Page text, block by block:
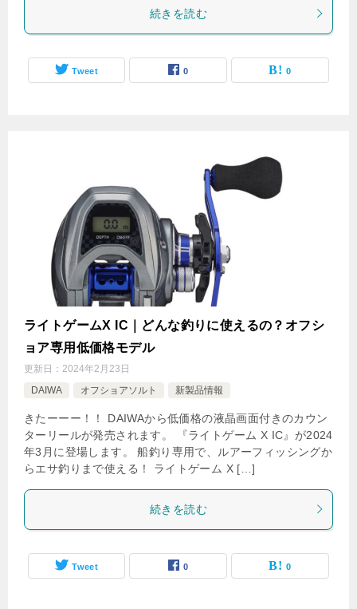
続きを読む
Tweet 0 0
ライトゲームX IC｜どんな釣りに使えるの？オフシ
ョア専用低価格モデル
更新日： 2024年2月23日
DAIWA
オフショアソルト 新製品情報
きたーーー！！ DAIWAから低価格の液晶画面付きのカウン
ターリールが発売されます。 『ライトゲーム X IC』が2024
年3月に登場します。 船釣り専用で、ルアーフィッシングか
らエサ釣りまで使える！ ライトゲーム X […]
続きを読む
Tweet 0 0